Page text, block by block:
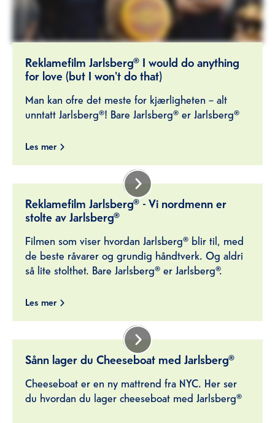
Reklamefilm Jarlsberg® I would do anything
for love (but I won't do that)
Man kan ofre det meste for kjærligheten – alt
unntatt Jarlsberg®! Bare Jarlsberg® er Jarlsberg®
Les mer
Reklamefilm Jarlsberg® - Vi nordmenn er
stolte av Jarlsberg®
Filmen som viser hvordan Jarlsberg® blir til, med
de beste råvarer og grundig håndtverk. Og aldri
så lite stolthet. Bare Jarlsberg® er Jarlsberg®.
Les mer
Sånn lager du Cheeseboat med Jarlsberg®
Cheeseboat er en ny mattrend fra NYC. Her ser
du hvordan du lager cheeseboat med Jarlsberg®